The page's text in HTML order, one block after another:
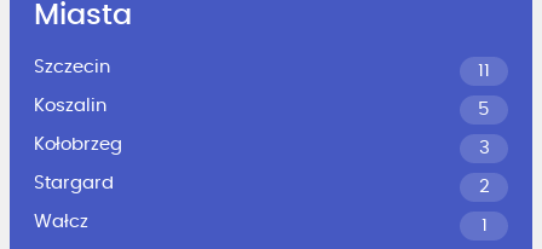
Miasta
Szczecin
11
Koszalin
5
Kołobrzeg
3
Stargard
2
Wałcz
1